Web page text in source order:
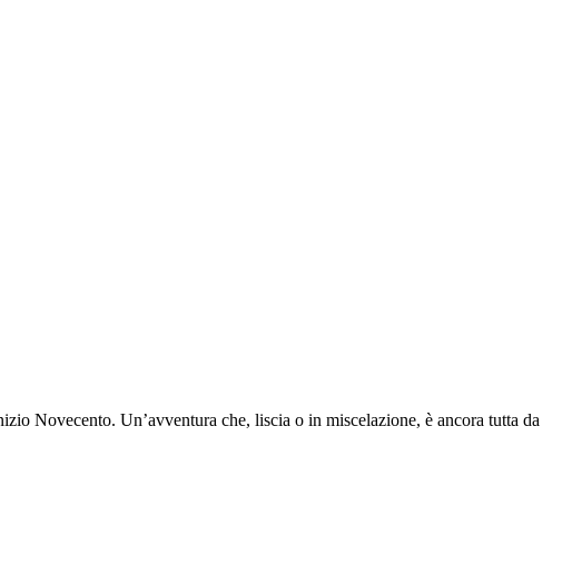
Novecento. Un’avventura che, liscia o in miscelazione, è ancora tutta da